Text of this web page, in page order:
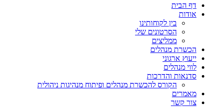
דף הבית
אודות
בין לקוחותינו
הסרטונים שלי
ממליצים
הכשרת מנהלים
ייעוץ ארגוני
לווי מנהלים
סדנאות והדרכות
הקורס להכשרת מנהלים ופיתוח מנהיגות ניהולית
מאמרים
צור קשר